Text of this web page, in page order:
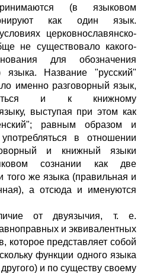
(в языковом
как один язык.
церковнославянско-
не существовало какого-
для обозначения
языка. Название "русский"
именно разговорный язык,
и к книжному
выступая при этом как
равным образом и
в отношении
и книжный языки
сознании как две
того же языка (правильная и
а отсюда и именуются
от двуязычия, т. е.
и эквивалентных
которое представляет собой
функции одного языка
и по существу своему